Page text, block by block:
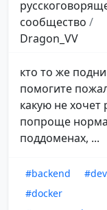
сообщество /
Dragon_VV
кто то же
помогите
какую не хочет
попроще
поддоменах, ...
#backend
#docker